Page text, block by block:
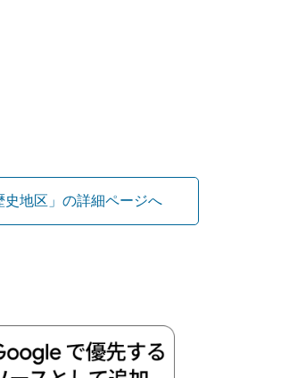
史地区」の詳細ページへ